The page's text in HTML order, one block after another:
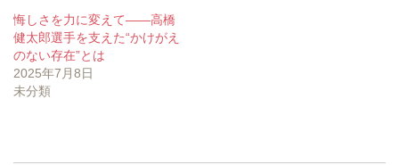
悔しさを力に変えて――高橋
健太郎選手を支えた“かけがえ
のない存在”とは
2025年7月8日
未分類